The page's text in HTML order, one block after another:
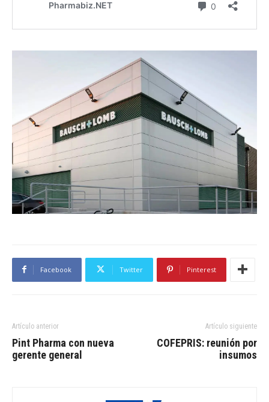
Facebook Twitter Pinterest
Artículo anterior
Pint Pharma con nueva
gerente general
Artículo siguiente
COFEPRIS: reunión por
insumos